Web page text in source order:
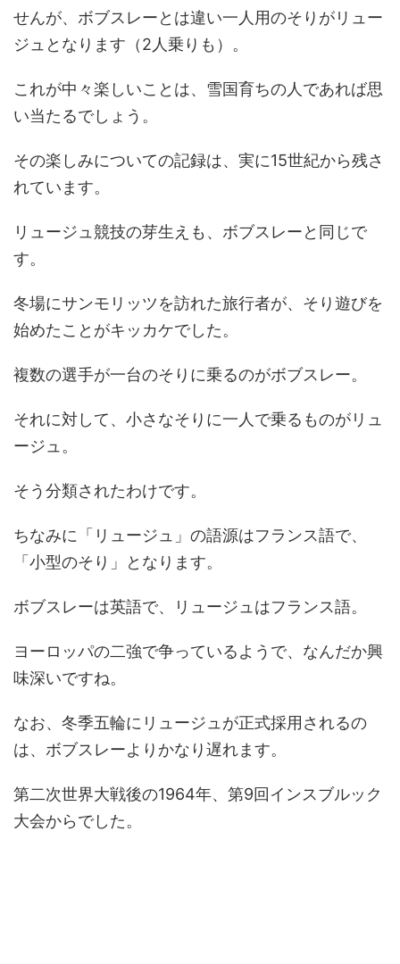
せんが、ボブスレーとは違い一人用のそりがリュー
ジュとなります（2人乗りも）。
これが中々楽しいことは、雪国育ちの人であれば思
い当たるでしょう。
その楽しみについての記録は、実に15世紀から残さ
れています。
リュージュ競技の芽生えも、ボブスレーと同じで
す。
冬場にサンモリッツを訪れた旅行者が、そり遊びを
始めたことがキッカケでした。
複数の選手が一台のそりに乗るのがボブスレー。
それに対して、小さなそりに一人で乗るものがリュ
ージュ。
そう分類されたわけです。
ちなみに「リュージュ」の語源はフランス語で、
「小型のそり」となります。
ボブスレーは英語で、リュージュはフランス語。
ヨーロッパの二強で争っているようで、なんだか興
味深いですね。
なお、冬季五輪にリュージュが正式採用されるの
は、ボブスレーよりかなり遅れます。
第二次世界大戦後の1964年、第9回インスブルック
大会からでした。